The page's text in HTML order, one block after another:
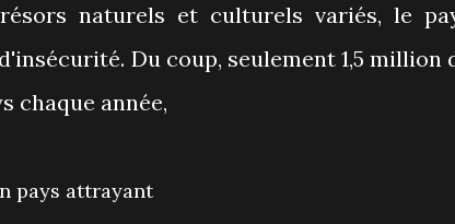
naturels et culturels variés, le
Du coup, seulement 1,5 million
chaque année,
pays attrayant